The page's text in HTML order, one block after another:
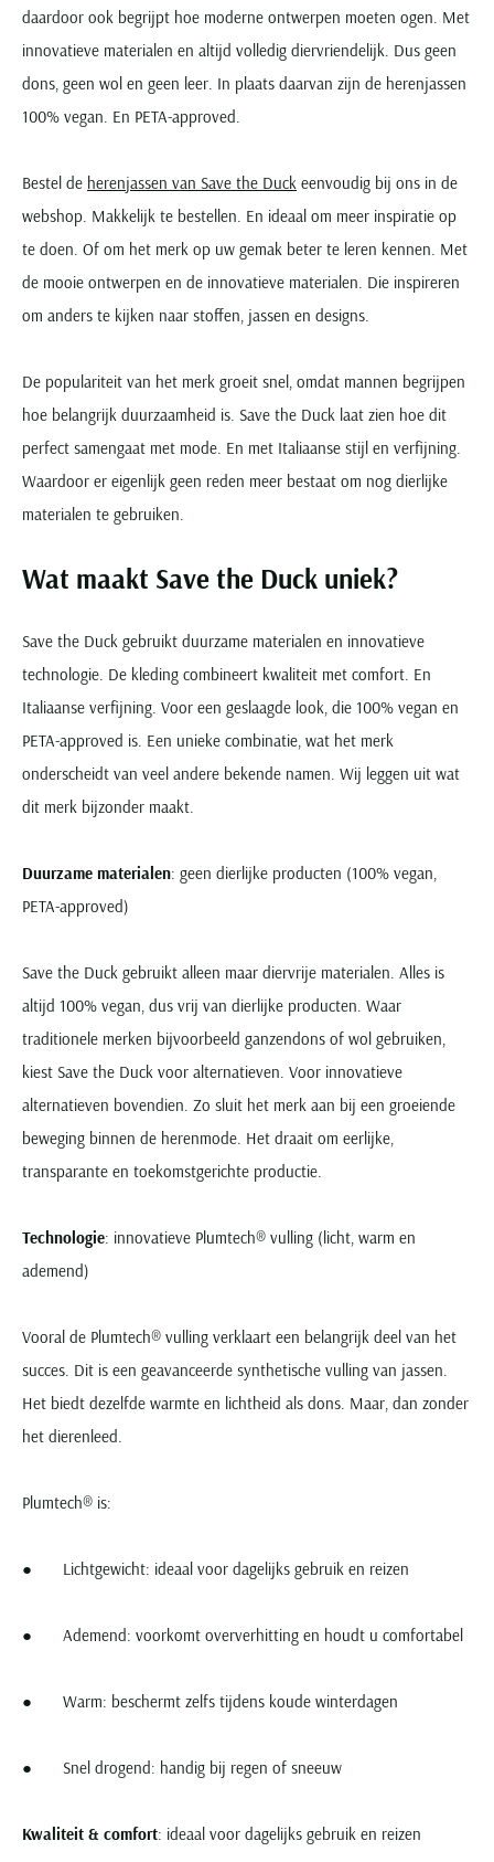
daardoor ook begrijpt hoe moderne ontwerpen moeten ogen. Met
innovatieve materialen en altijd volledig diervriendelijk. Dus geen
dons, geen wol en geen leer. In plaats daarvan zijn de herenjassen
100% vegan. En PETA-approved.
Bestel de herenjassen van Save the Duck eenvoudig bij ons in de
webshop. Makkelijk te bestellen. En ideaal om meer inspiratie op
te doen. Of om het merk op uw gemak beter te leren kennen. Met
de mooie ontwerpen en de innovatieve materialen. Die inspireren
om anders te kijken naar stoffen, jassen en designs.
De populariteit van het merk groeit snel, omdat mannen begrijpen
hoe belangrijk duurzaamheid is. Save the Duck laat zien hoe dit
perfect samengaat met mode. En met Italiaanse stijl en verfijning.
Waardoor er eigenlijk geen reden meer bestaat om nog dierlijke
materialen te gebruiken.
Wat maakt Save the Duck uniek?
Save the Duck gebruikt duurzame materialen en innovatieve
technologie. De kleding combineert kwaliteit met comfort. En
Italiaanse verfijning. Voor een geslaagde look, die 100% vegan en
PETA-approved is. Een unieke combinatie, wat het merk
onderscheidt van veel andere bekende namen. Wij leggen uit wat
dit merk bijzonder maakt.
Duurzame materialen: geen dierlijke producten (100% vegan,
PETA-approved)
Save the Duck gebruikt alleen maar diervrije materialen. Alles is
altijd 100% vegan, dus vrij van dierlijke producten. Waar
traditionele merken bijvoorbeeld ganzendons of wol gebruiken,
kiest Save the Duck voor alternatieven. Voor innovatieve
alternatieven bovendien. Zo sluit het merk aan bij een groeiende
beweging binnen de herenmode. Het draait om eerlijke,
transparante en toekomstgerichte productie.
Technologie: innovatieve Plumtech® vulling (licht, warm en
ademend)
Vooral de Plumtech® vulling verklaart een belangrijk deel van het
succes. Dit is een geavanceerde synthetische vulling van jassen.
Het biedt dezelfde warmte en lichtheid als dons. Maar, dan zonder
het dierenleed.
Plumtech® is:
● Lichtgewicht: ideaal voor dagelijks gebruik en reizen
● Ademend: voorkomt oververhitting en houdt u comfortabel
● Warm: beschermt zelfs tijdens koude winterdagen
● Snel drogend: handig bij regen of sneeuw
Kwaliteit & comfort: ideaal voor dagelijks gebruik en reizen